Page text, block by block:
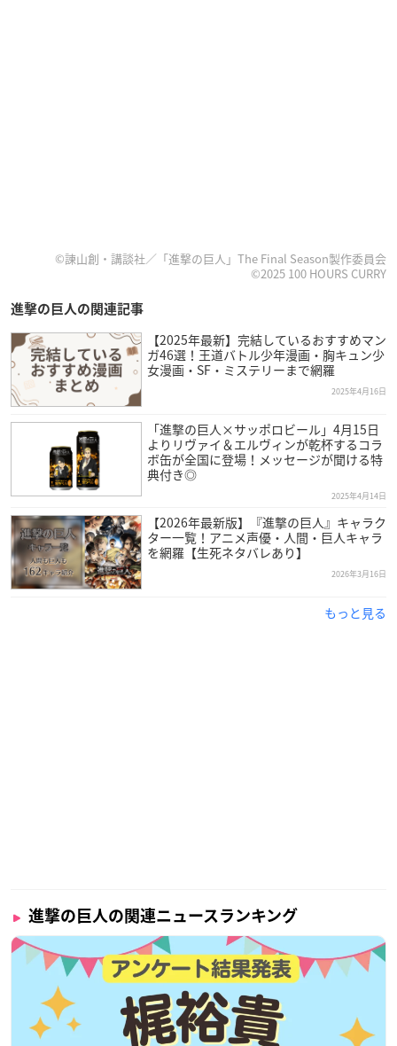
©諫山創・講談社／「進撃の巨人」The Final Season製作委員会
©2025 100 HOURS CURRY
進撃の巨人の関連記事
【2025年最新】完結しているおすすめマン
ガ46選！王道バトル少年漫画・胸キュン少
女漫画・SF・ミステリーまで網羅
2025年4月16日
「進撃の巨人×サッポロビール」4月15日
よりリヴァイ＆エルヴィンが乾杯するコラ
ボ缶が全国に登場！メッセージが聞ける特
典付き◎
2025年4月14日
【2026年最新版】『進撃の巨人』キャラク
ター一覧！アニメ声優・人間・巨人キャラ
を網羅【生死ネタバレあり】
2026年3月16日
もっと見る
進撃の巨人の関連ニュースランキング